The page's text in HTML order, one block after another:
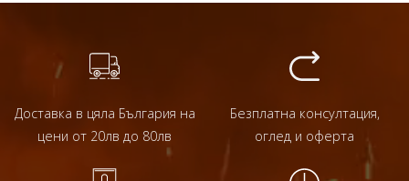
Доставка в цяла България на
цени от 20лв до 80лв
Безплатна консултация,
оглед и оферта